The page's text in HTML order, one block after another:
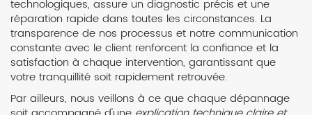
technologiques, assure un diagnostic précis et une
réparation rapide dans toutes les circonstances. La
transparence de nos processus et notre communication
constante avec le client renforcent la confiance et la
satisfaction à chaque intervention, garantissant que
votre tranquillité soit rapidement retrouvée.
Par ailleurs, nous veillons à ce que chaque dépannage